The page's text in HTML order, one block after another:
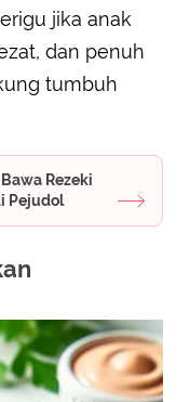
jika anak
dan penuh
tumbuh
Rezeki
Pejudol